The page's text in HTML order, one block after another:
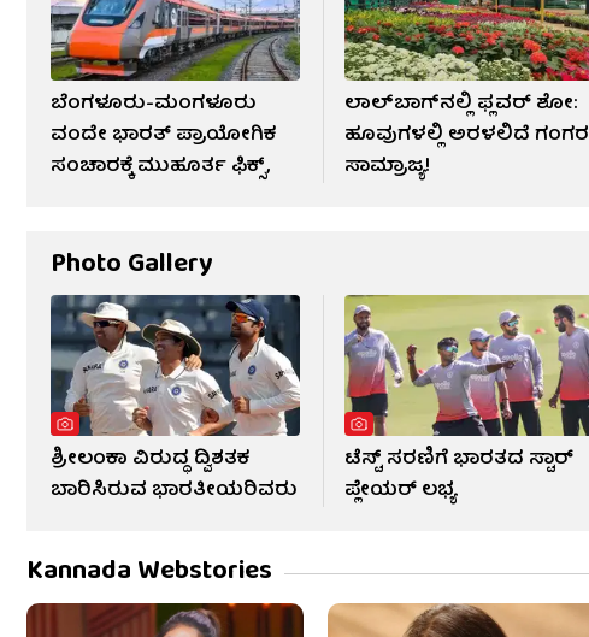
ಬೆಂಗಳೂರು-ಮಂಗಳೂರು
ವಂದೇ ಭಾರತ್ ಪ್ರಾಯೋಗಿಕ
ಸಂಚಾರಕ್ಕೆ ಮುಹೂರ್ತ ಫಿಕ್ಸ್,
ಲಾಲ್‌ಬಾಗ್‌ನಲ್ಲಿ ಫ್ಲವರ್‌ ಶೋ:
ಹೂವುಗಳಲ್ಲಿ ಅರಳಲಿದೆ ಗಂಗರ
ಸಾಮ್ರಾಜ್ಯ!
Photo Gallery
ಶ್ರೀಲಂಕಾ ವಿರುದ್ಧ ದ್ವಿಶತಕ
ಬಾರಿಸಿರುವ ಭಾರತೀಯರಿವರು
ಟೆಸ್ಟ್ ಸರಣಿಗೆ ಭಾರತದ ಸ್ಟಾರ್
ಪ್ಲೇಯರ್ ಲಭ್ಯ
Kannada Webstories